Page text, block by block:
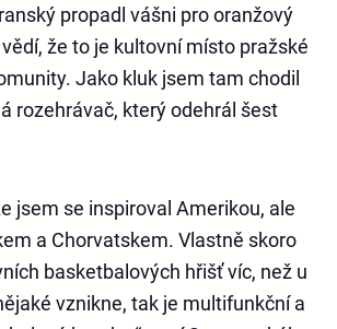
propadl vášni pro oranžový
že to je kultovní místo pražské
Jako kluk jsem tam chodil
rozehrávač, který odehrál šest
jsem se inspiroval Amerikou, ale
a Chorvatskem. Vlastně skoro
basketbalových hřišť víc, než u
vznikne, tak je multifunkční a